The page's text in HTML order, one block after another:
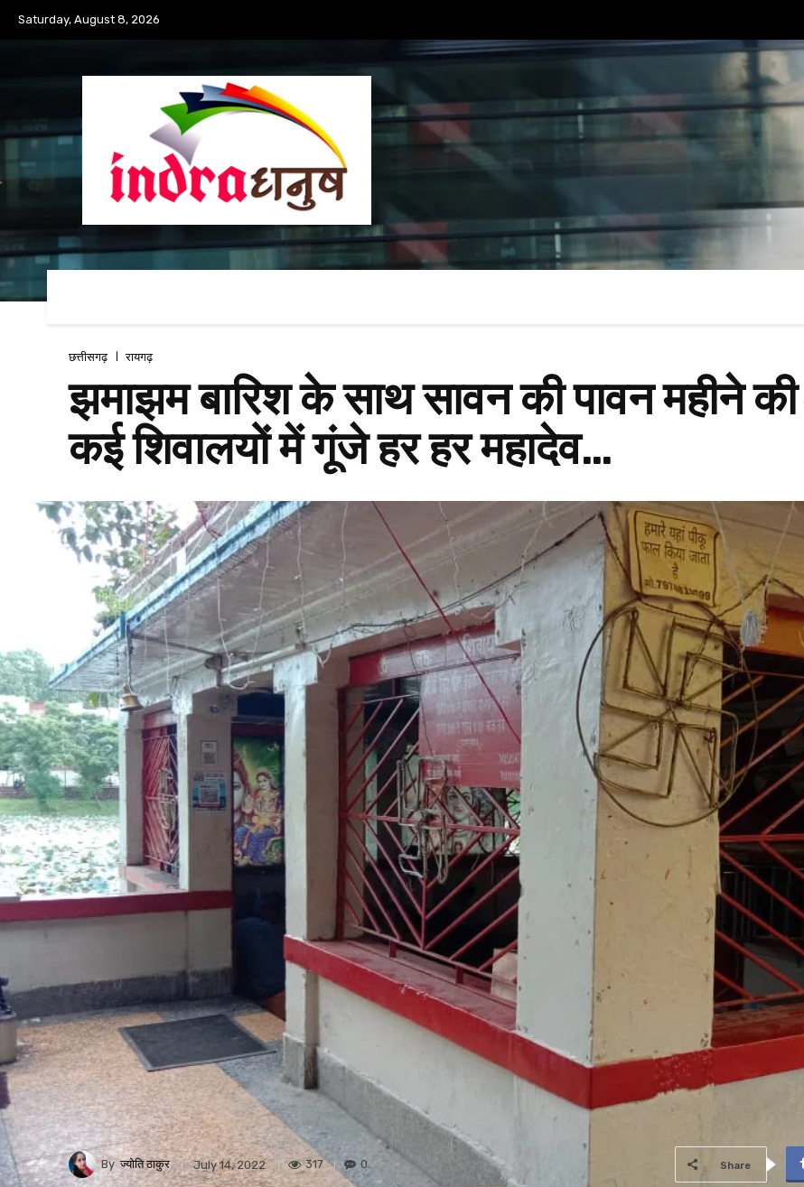
Saturday, August 8, 2026
छत्तीसगढ़ रायगढ़
झमाझम बारिश के साथ सावन की पावन
कई शिवालयों में गूंजे हर हर महादेव…
By ज्योति ठाकुर July 14, 2022 317 0 Share